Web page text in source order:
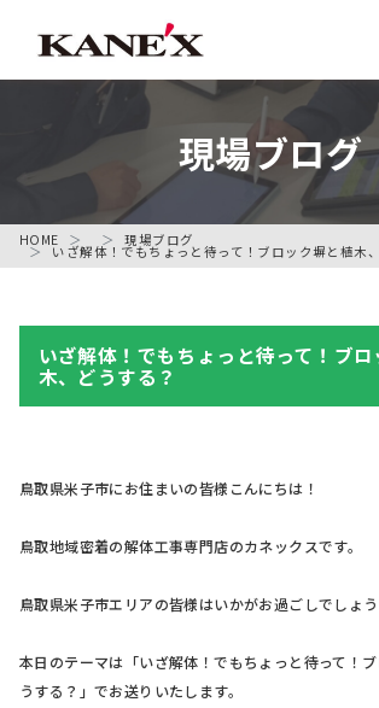
米子市の解体工
現場ブログ
HOME 現場ブログ
いざ解体！でもちょっと待って！ブロック塀と植木
いざ解体！でもちょっと待って！ブ
木、どうする？
鳥取県米子市にお住まいの皆様こんにちは！
鳥取地域密着の解体工事専門店のカネックスです。
鳥取県米子市エリアの皆様はいかがお過ごしでしょう
本日のテーマは「いざ解体！でもちょっと待って！
うする？」でお送りいたします。